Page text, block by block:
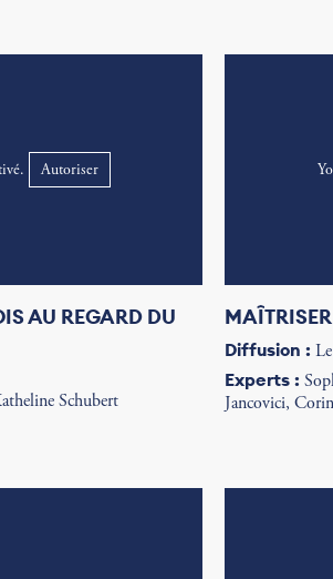
Autoriser
AU REGARD DU
Schubert
Diffusion :
Experts :
Jancovici,